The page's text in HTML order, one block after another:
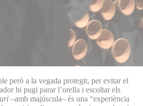
però a la vegada protegit, per evitar el
hi pugi parar l’orella i escoltar els
–amb majúscula– és una “experiència